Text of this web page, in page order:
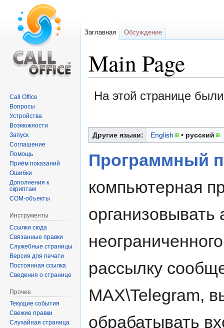
Main Page
Перейти
Перейти
На этой странице
Другие языки: English • ‎ русский
Программный
компьютерная
организовывать
рассылку
MAX\Telegram,
обрабатывать
Заглавная Обсуждение
Call Office
Вопросы
Устройства
Возможности
Запуск
Соглашение
Помощь
Приём показаний
Ошибки
Дополнения к
скриптам
COM-объекты
Инструменты
Ссылки сюда
Связанные правки
Служебные страницы
Версия для печати
Постоянная ссылка
Сведения о странице
Прочее
Текущие события
Свежие правки
Случайная страница